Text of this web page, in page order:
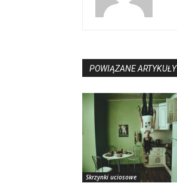
POWIĄZANE ARTYKUŁY
Skrzynki uciosowe